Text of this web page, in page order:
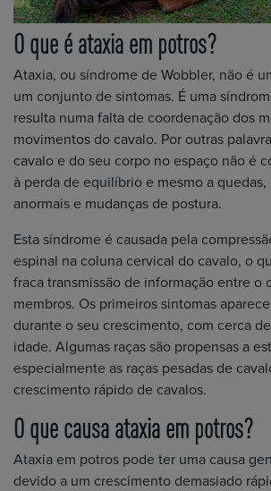
O que é ataxia em potros?
Ataxia, ou síndrome de Wobbler, não é
um conjunto de sintomas. É uma
resulta numa falta de coordenação dos
movimentos do cavalo. Por outras
cavalo e do seu corpo no espaço não é
à perda de equilíbrio e mesmo a
anormais e mudanças de postura.
Esta síndrome é causada pela
espinal na coluna cervical do cavalo, o
fraca transmissão de informação entre o
membros. Os primeiros sintomas
durante o seu crescimento, com cerca
idade. Algumas raças são propensas a
especialmente as raças pesadas de
crescimento rápido de cavalos.
O que causa ataxia em potros?
Ataxia em potros pode ter uma causa
devido a um crescimento demasiado